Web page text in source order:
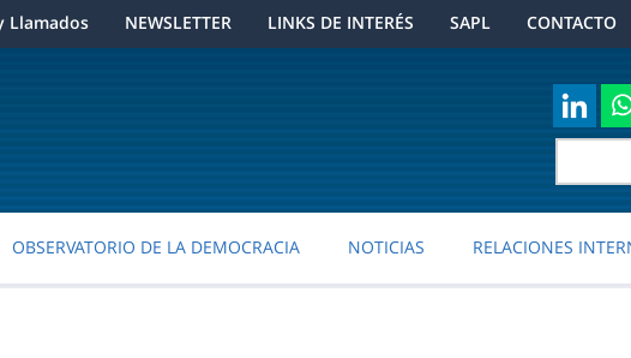
Llamados NEWSLETTER LINKS DE INTERÉS SAPL CONTACTO
OBSERVATORIO DE LA DEMOCRACIA NOTICIAS RELACIONES